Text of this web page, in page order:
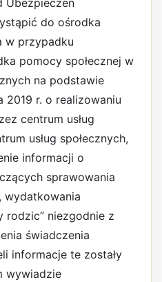
Ubezpieczeń
do ośrodka
w przypadku
pomocy społecznej w
na podstawie
2019 r. o realizowaniu
centrum usług
usług społecznych,
informacji o
sprawowania
wydatkowania
rodzic” niezgodnie z
świadczenia
informacje te zostały
wywiadzie